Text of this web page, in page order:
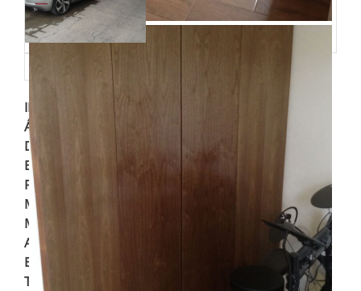
ID de propriedad :
Área
Dormitorios
Espacio para Autos :
Piso en el que se encuentra
Metros de Construcción
Mantenimiento
Antigüedad
Baños
Tipo